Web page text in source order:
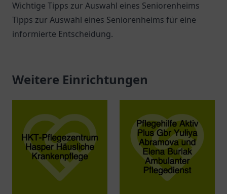
Wichtige Tipps zur Auswahl eines Seniorenheims
Tipps zur Auswahl eines Seniorenheims für eine
informierte Entscheidung.
Weitere Einrichtungen